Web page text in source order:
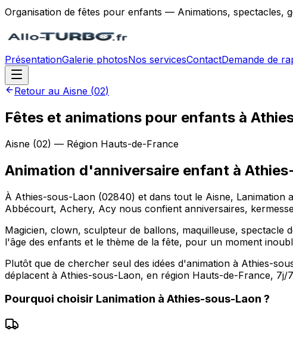
Organisation de fêtes pour enfants — Animations,
PrésentationGalerie photosNos servicesContactDemande de
Retour au Aisne (02)
Fêtes et animations pour enfants à
Aisne (02) — Région Hauts-de-France
Animation d'anniversaire enfant à
À Athies-sous-Laon (02840) et dans tout le Aisne, Lanimation
Abbécourt, Achery, Acy nous confient anniversaires,
Magicien, clown, sculpteur de ballons, maquilleuse,
l'âge des enfants et le thème de la fête, pour un moment
Plutôt que de chercher seul des idées d'animation à Athies-
déplacent à Athies-sous-Laon, en région Hauts-de-France, 7j/
Pourquoi choisir Lanimation à Athies-sous-Laon ?